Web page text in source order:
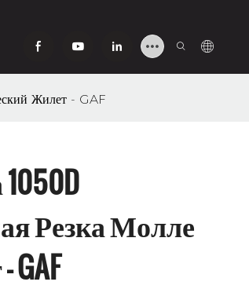
Жилет - GAF
Резка Молле